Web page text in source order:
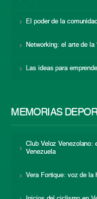
El poder de la
Networking: el arte de la
Las ideas para
MEMORIAS
Club Veloz
Venezuela
Vera Fortique: voz de la